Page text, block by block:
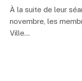
À la suite de leur
novembre, les
Ville…